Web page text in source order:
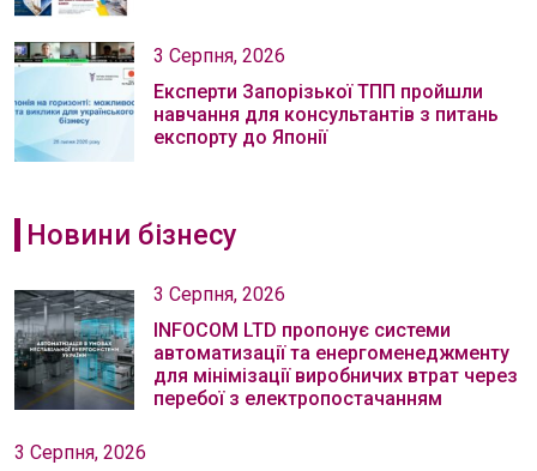
3 Серпня, 2026
Експерти Запорізької ТПП пройшли
навчання для консультантів з питань
експорту до Японії
Новини бізнесу
3 Серпня, 2026
INFOCOM LTD пропонує системи
автоматизації та енергоменеджменту
для мінімізації виробничих втрат через
перебої з електропостачанням
3 Серпня, 2026